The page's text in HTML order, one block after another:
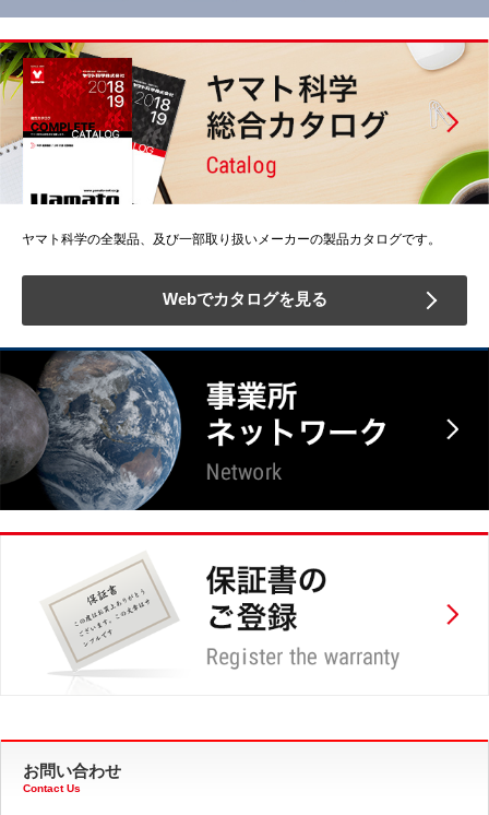
ヤマト科学の全製品、及び一部取り扱いメーカーの製品カタログです。
Webでカタログを見る
お問い合わせ
Contact Us